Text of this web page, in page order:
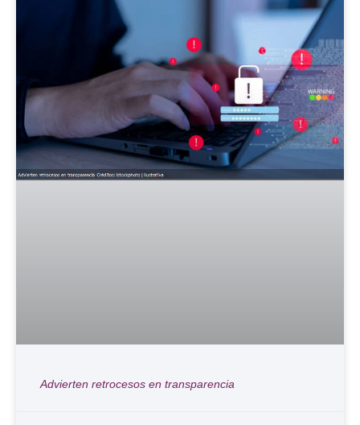
Advierten retrocesos en transparencia